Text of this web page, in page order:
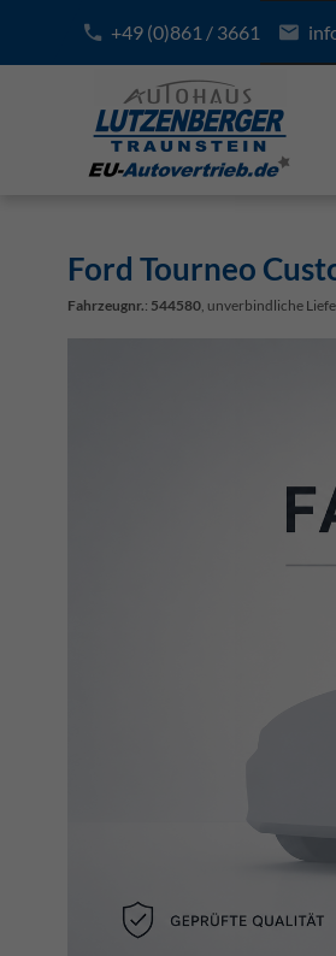
+49 (0)861 / 3661
Ford Tourneo
Fahrzeugnr.: 544580 , unverbindliche